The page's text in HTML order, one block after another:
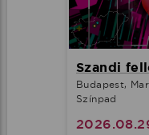
Szandi
Budapest,
Színpad